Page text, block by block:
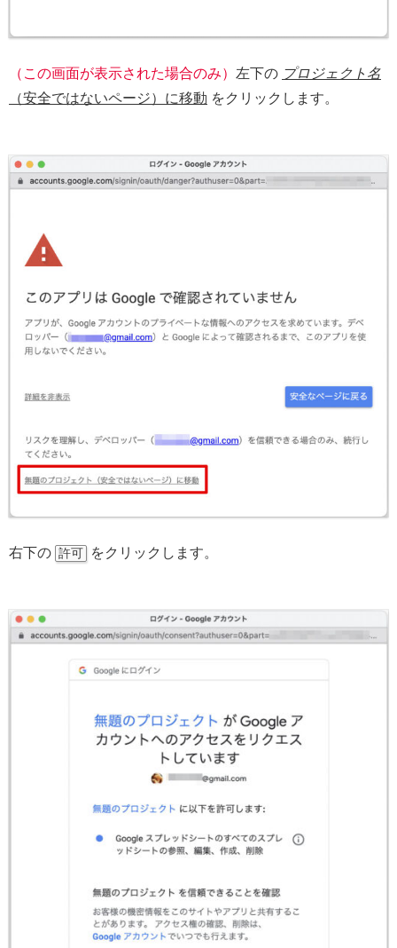
（この画面が表示された場合のみ） 左下の プロジェクト名
（安全ではないページ）に移動 をクリックします。
右下の 許可 をクリックします。